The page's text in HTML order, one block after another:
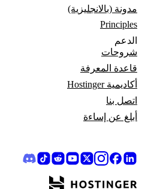
مدونة (بالانجليزية)
Principles
الدعم
شروحات
قاعدة المعرفة
أكاديمية Hostinger
اتصل بنا
أبلغ عن إساءة